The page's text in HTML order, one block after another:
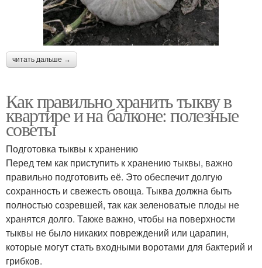
читать дальше →
Как правильно хранить тыкву в
квартире и на балконе: полезные
советы
Подготовка тыквы к хранению
Перед тем как приступить к хранению тыквы, важно
правильно подготовить её. Это обеспечит долгую
сохранность и свежесть овоща. Тыква должна быть
полностью созревшей, так как зеленоватые плоды не
хранятся долго. Также важно, чтобы на поверхности
тыквы не было никаких повреждений или царапин,
которые могут стать входными воротами для бактерий и
грибков.